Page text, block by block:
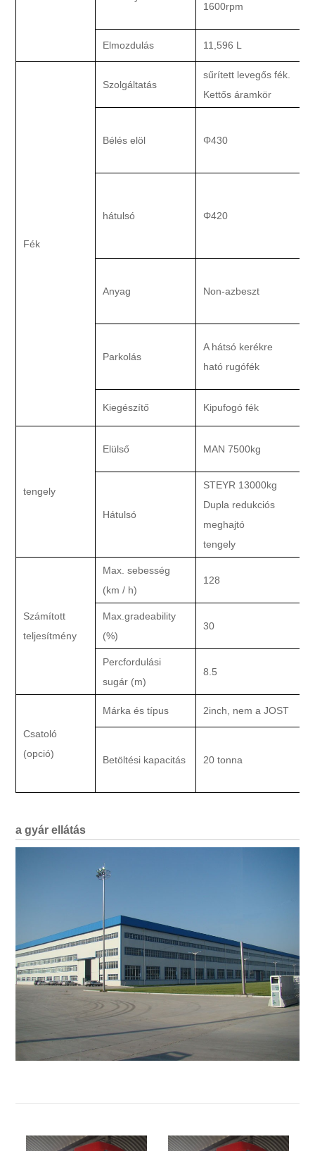
1600rpm
Elmozdulás
11,596 L
Fék
Szolgáltatás
sűrített levegős fék.
Kettős áramkör
Bélés elöl Φ430
hátulsó Φ420
Anyag Non-azbeszt
Parkolás
A hátsó kerékre
ható rugófék
Kiegészítő Kipufogó fék
tengely
Elülső MAN 7500kg
Hátulsó
STEYR 13000kg
Dupla redukciós
meghajtó
tengely
Számított
teljesítmény
Max. sebesség
(km / h)
128
Max.gradeability
(%)
30
Percfordulási
sugár (m)
8.5
Csatoló
(opció)
Márka és típus 2inch, nem a JOST
Betöltési kapacitás 20 tonna
a gyár ellátás